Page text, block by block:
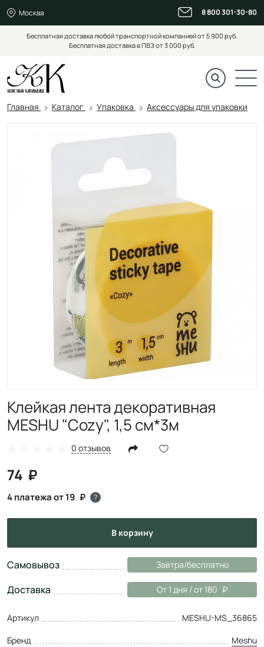
Москва 8 800 301-30-80
Бесплатная доставка любой транспортной компанией от 5 900 руб.
Бесплатная доставка в ПВЗ от 3 000 руб.
Главная Каталог Упаковка Аксессуары для упаковки
Клейкая лента декоративная
MESHU "Cozy", 1,5 см*3м
0 отзывов
74
4 платежа от 19 ?
в корзину
Самовывоз Завтра/бесплатно
Доставка От 1 дня / от 180
Артикул
MESHU-MS_36865
Бренд
Meshu